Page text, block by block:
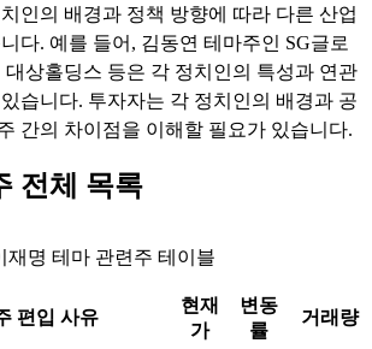
인의 배경과 정책 방향에 따라 다른 산업
다. 예를 들어, 김동연 테마주인 SG글로
대상홀딩스 등은 각 정치인의 특성과 연관
습니다. 투자자는 각 정치인의 배경과 공
간의 차이점을 이해할 필요가 있습니다.
전체 목록
재명 테마 관련주 테이블
편입 사유
현재
가
변동
률
거래량